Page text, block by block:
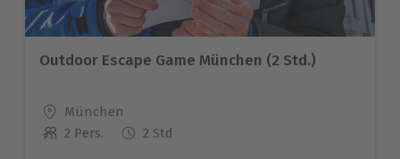
Outdoor Escape Game München (2 Std.)
Standort
München
Anzahl der Teilnehmer
2 Pers. 2 Std